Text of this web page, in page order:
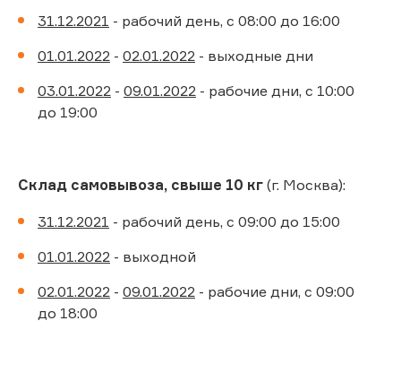
31.12.2021 - рабочий день, с 08:00 до 16:00
01.01.2022 - 02.01.2022 - выходные дни
03.01.2022 - 09.01.2022 - рабочие дни, с 10:00
до 19:00
Склад самовывоза, свыше 10 кг (г. Москва):
31.12.2021 - рабочий день, с 09:00 до 15:00
01.01.2022 - выходной
02.01.2022 - 09.01.2022 - рабочие дни, с 09:00
до 18:00